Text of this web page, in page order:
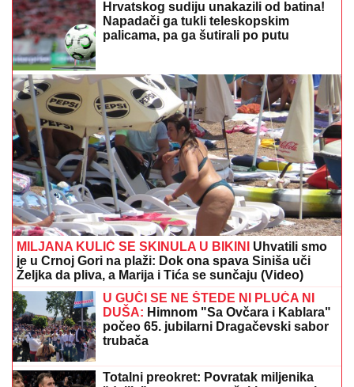
VERICA RAKOČEVIĆ I VELJKO PRAVE BAZEN U
VILI NA AVALI Imanje vredi milione, a sada podelili
snimak iz dvorišta: Bagerista uveliko izvodi radove
(Video)
"UZNEMIREN SAM, BRAT MI JE
OKRUŽEN POŽARIMA"Darko
Tanasijević očajan zbog loše situacije
u Deliblatskoj peščari: "SVI SU
EVAKUISANI", otkrio koje informacije
ima
PROGRAMI 39. FILMSKOG
FESTIVALA U HERCEG NOVOM:
Svetkovinu filma otvara Bogdan Diklić